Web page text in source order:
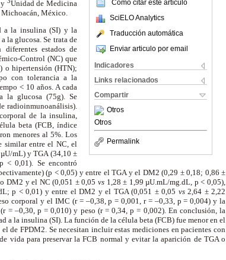
Como citar este artículo
SciELO Analytics
Traducción automática
Enviar articulo por email
Indicadores
Links relacionados
Compartir
Otros
Otros
Permalink
Unidad de Medicina
México.
a la insulina (SI) y la
la glucosa. Se trata de
estados de
Control (NC) que
o hipertensión (HTN);
con tolerancia a la
< 10 años. A cada
la glucosa (75g). Se
radioinmunoanálisis).
de la insulina,
beta (FCB, índice
menores al 5%. Los
similar entre el NC, el
mL) y TGA (34,10 ±
< 0,01). Se encontró
(p < 0,05) y entre el TGA y el DM2 (0,29 ± 0,18; 0,86 ±
DM2 y el NC (0,051 ± 0,05 vs1,28 ± 1,99 µU.mL/mg.dL, p < 0,05),
p < 0,01) y entre el DM2 y el TGA (0,051 ± 0,05 vs2,64 ± 2,22
corporal y el IMC (r = –0,38, p = 0,001, r = –0,33, p = 0,004) y la
= –0,30, p = 0,010) y peso (r = 0,34, p = 0,002). En conclusión, la
a la insulina (SI). La función de la célula beta (FCB) fue menor en el
de FPDM2. Se necesitan incluir estas mediciones en pacientes con
vida para preservar la FCB normal y evitar la aparición de TGA o